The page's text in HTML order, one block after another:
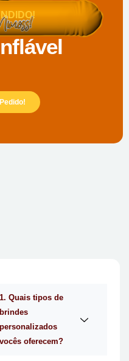
1. Quais tipos de
brindes
personalizados
vocês oferecem?